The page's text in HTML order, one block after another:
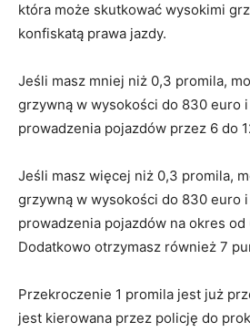
która może skutkować wysokimi
konfiskatą prawa jazdy.
Jeśli masz mniej niż 0,3 promila,
grzywną w wysokości do 830 euro i
prowadzenia pojazdów przez 6 do
Jeśli masz więcej niż 0,3 promila,
grzywną w wysokości do 830 euro i
prowadzenia pojazdów na okres od
Dodatkowo otrzymasz również 7
Przekroczenie 1 promila jest już
jest kierowana przez policję do